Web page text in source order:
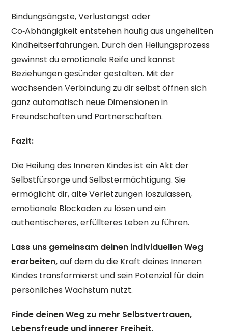
Bindungsängste, Verlustangst oder
Co‑Abhängigkeit entstehen häufig aus ungeheilten
Kindheitserfahrungen. Durch den Heilungsprozess
gewinnst du emotionale Reife und kannst
Beziehungen gesünder gestalten. Mit der
wachsenden Verbindung zu dir selbst öffnen sich
ganz automatisch neue Dimensionen in
Freundschaften und Partnerschaften.
Fazit:
Die Heilung des Inneren Kindes ist ein Akt der
Selbstfürsorge und Selbstermächtigung. Sie
ermöglicht dir, alte Verletzungen loszulassen,
emotionale Blockaden zu lösen und ein
authentischeres, erfüllteres Leben zu führen.
Lass uns gemeinsam deinen individuellen Weg
erarbeiten,auf dem du die Kraft deines Inneren
Kindes transformierst und sein Potenzial für dein
persönliches Wachstum nutzt.
Finde deinen Weg zu mehr Selbstvertrauen,
Lebensfreude und innerer Freiheit.